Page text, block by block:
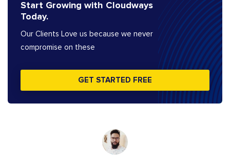
Start Growing with Cloudways
Today.
Our Clients Love us because we never
compromise on these
GET STARTED FREE